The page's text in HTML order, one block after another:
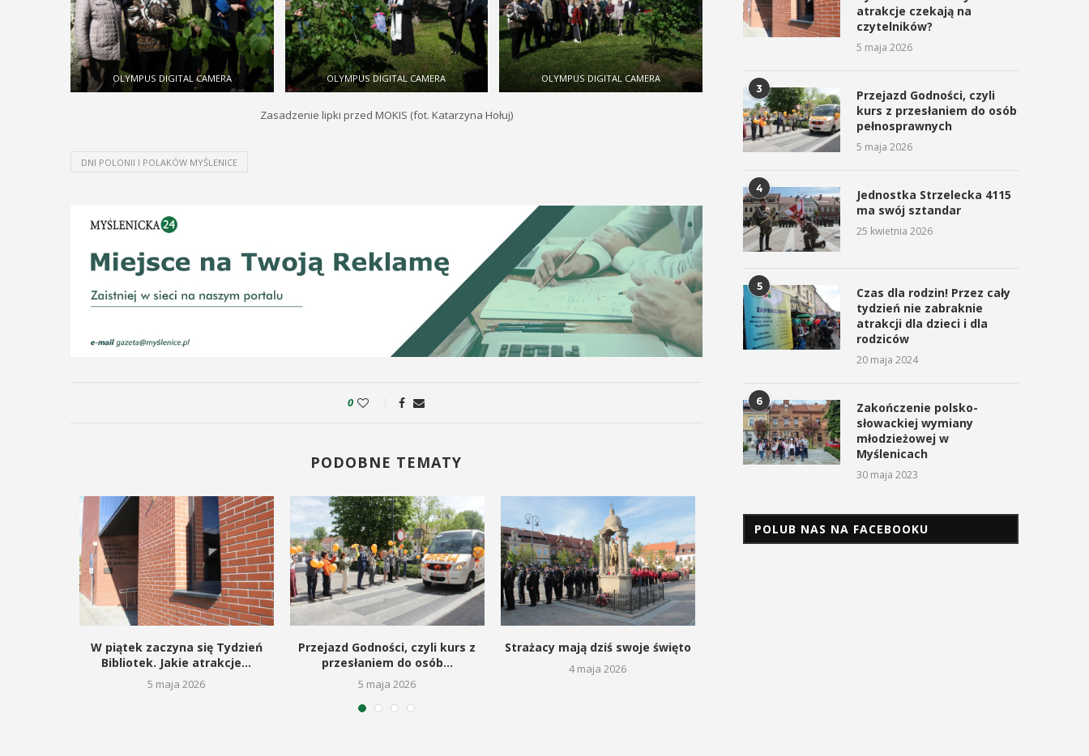
OLYMPUS DIGITAL CAMERA OLYMPUS DIGITAL CAMERA OLYMPUS DIGITAL CAMERA
Zasadzenie lipki przed MOKIS (fot. Katarzyna Hołuj)
DNI POLONII I POLAKÓW MYŚLENICE
0
PODOBNE TEMATY
W piątek zaczyna się Tydzień
Bibliotek. Jakie atrakcje...
5 maja 2026
Przejazd Godności, czyli kurs z
przesłaniem do osób...
5 maja 2026
Strażacy mają dziś swoje święto
4 maja 2026
atrakcje czekają na
czytelników?
5 maja 2026
3
Przejazd Godności, czyli
kurs z przesłaniem do osób
pełnosprawnych
5 maja 2026
4
Jednostka Strzelecka 4115
ma swój sztandar
25 kwietnia 2026
5
Czas dla rodzin! Przez cały
tydzień nie zabraknie
atrakcji dla dzieci i dla
rodziców
20 maja 2024
6
Zakończenie polsko-
słowackiej wymiany
młodzieżowej w
Myślenicach
30 maja 2023
POLUB NAS NA FACEBOOKU